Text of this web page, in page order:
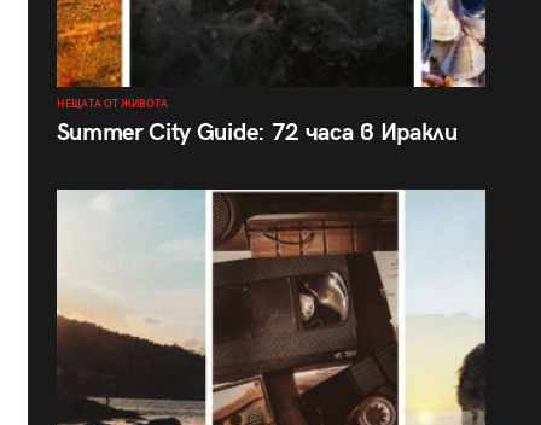
НЕЩАТА ОТ ЖИВОТА
Summer City Guide: 72 часа в Иракли